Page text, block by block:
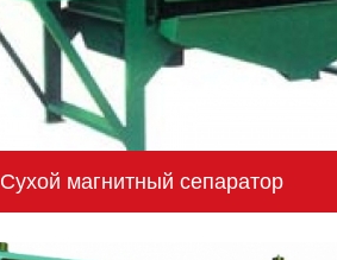
Сухой магнитный сепаратор